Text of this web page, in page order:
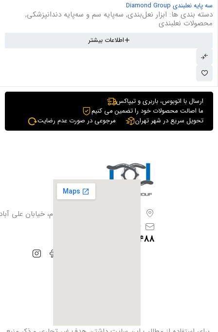
سه پایه نعلبندی Diamond Group
دسته بندی ها: ابزار نعل‌بندی, سه‌پایه سم و سه‌پایه دندانپزشکی,
محصولات نعلبندی
اطلاعات بیشتر
ارسال با اتوبوس، باربری و تیپاکس
ما اصالت محصولات خود را تضمین می کنیم
تحویل سریع در شهر تهران
مرجوعی در صورت عدم رضایت
تهران،بزرگراه آزادگان، فیروزبهرام، خیابان علی
info@iranhoof.ir
09128385488